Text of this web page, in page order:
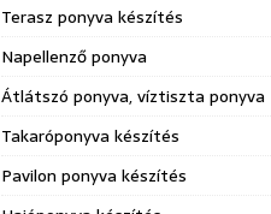
Terasz ponyva készítés
Napellenző ponyva
Átlátszó ponyva, víztiszta ponyva
Takaróponyva készítés
Pavilon ponyva készítés